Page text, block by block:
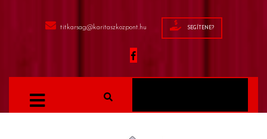
titkarsag@karitaszkozpont.hu SEGÍTENE?